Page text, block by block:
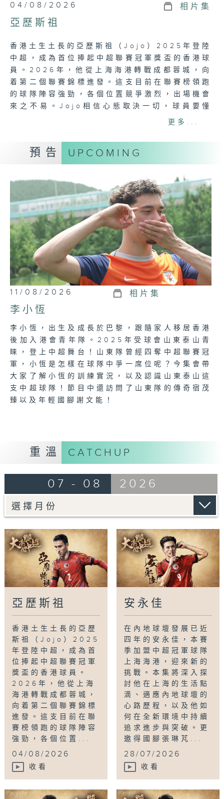
04/08/2026 相片集
亞歷斯祖
香港土生土長的亞歷斯祖（Jojo）2025年登陸
中超，成為首位捧起中超聯賽冠軍獎盃的香港球
員。2026年，他從上海海港轉戰成都蓉城，向
着第二個聯賽錦標進發。這支目前在聯賽榜領跑
的球隊陣容強勁，各個位置競爭激烈，出場機會
來之不易。Jojo相信心態取決一切，球員要懂
得在等待中凝聚力量，用心享受每段足球旅程。
網上重溫至 04/08/2027
Tag:
大港腳闖中超 ,中超 , 大港腳
更多...
預告 UPCOMING
11/08/2026 相片集
李小恆
李小恆，出生及成長於巴黎，跟隨家人移居香港
後加入港會青年隊。2025年受球會山東泰山青
睐，登上中超舞台！山東隊曾經四奪中超聯賽冠
軍，小恆是怎樣在球隊中爭一席位呢？今集會帶
大家了解小恆的訓練實況，以及認識山東泰山這
支中超球隊！節目中還訪問了山東隊的傳奇宿茂
臻以及年輕國腳謝文能！
重溫 CATCHUP
07 - 08 2026
亞歷斯祖
香港土生土長的亞歷
斯祖（Jojo）2025
年登陸中超，成為首
位捧起中超聯賽冠軍
獎盃的香港球員。
2026年，他從上海
海港轉戰成都蓉城，
向着第二個聯賽錦標
進發。這支目前在聯
賽榜領跑的球隊陣容
強勁，各個位置...
04/08/2026
收看
安永佳
在內地球壇發展已近
四年的安永佳，本賽
季加盟中超冠軍球隊
上海海港，迎來新的
挑戰。本集將深入探
討他在上海的生活點
滴、適應內地球壇的
心路歷程，以及他如
何在全新環境中持續
追求進步與突破。更
邀得國腳張琳芃...
28/07/2026
收看